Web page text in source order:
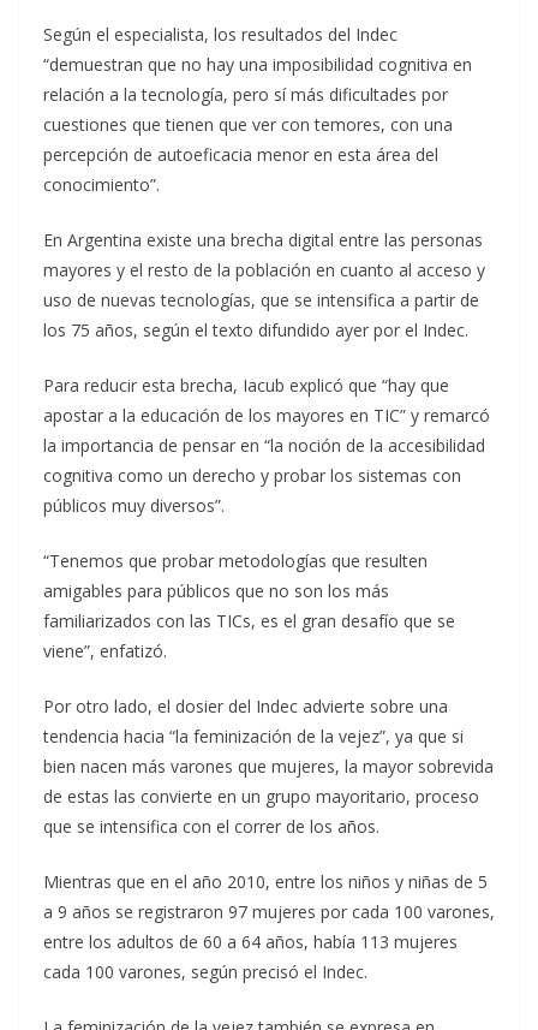
Según el especialista, los resultados del Indec
“demuestran que no hay una imposibilidad cognitiva en
relación a la tecnología, pero sí más dificultades por
cuestiones que tienen que ver con temores, con una
percepción de autoeficacia menor en esta área del
conocimiento”.
En Argentina existe una brecha digital entre las personas
mayores y el resto de la población en cuanto al acceso y
uso de nuevas tecnologías, que se intensifica a partir de
los 75 años, según el texto difundido ayer por el Indec.
Para reducir esta brecha, Iacub explicó que “hay que
apostar a la educación de los mayores en TIC” y remarcó
la importancia de pensar en “la noción de la accesibilidad
cognitiva como un derecho y probar los sistemas con
públicos muy diversos”.
“Tenemos que probar metodologías que resulten
amigables para públicos que no son los más
familiarizados con las TICs, es el gran desafío que se
viene”, enfatizó.
Por otro lado, el dosier del Indec advierte sobre una
tendencia hacia “la feminización de la vejez”, ya que si
bien nacen más varones que mujeres, la mayor sobrevida
de estas las convierte en un grupo mayoritario, proceso
que se intensifica con el correr de los años.
Mientras que en el año 2010, entre los niños y niñas de 5
a 9 años se registraron 97 mujeres por cada 100 varones,
entre los adultos de 60 a 64 años, había 113 mujeres
cada 100 varones, según precisó el Indec.